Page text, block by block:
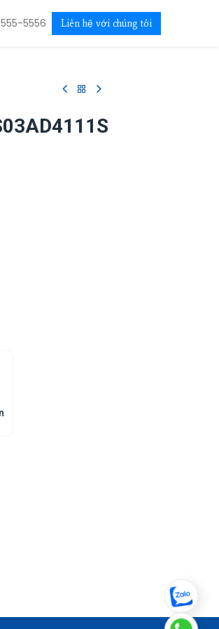
5556 Liên hệ với chúng tôi